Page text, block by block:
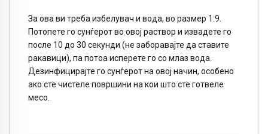
За ова ви треба избелувач и вода, во размер 1:9.
Потопете го сунѓерот во овој раствор и извадете го
после 10 до 30 секунди (не заборавајте да ставите
ракавици), па потоа исперете го со млаз вода.
Дезинфицирајте го сунѓерот на овој начин, особено
ако сте чистеле површини на кои што сте готвеле
месо.